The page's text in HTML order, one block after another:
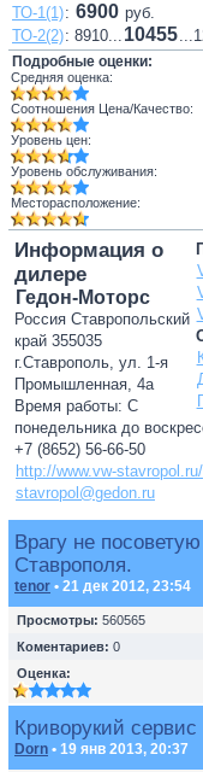
ТО-1(1): 6900 руб.
ТО-2(2): 8910... 10455
Подробные оценки:
Средняя оценка:
Соотношения Цена/Качество:
Уровень цен:
Уровень обслуживания:
Месторасположение:
Информация о
дилере
Гедон-Моторс
Россия Ставропольский
край 355035
г.Ставрополь, ул. 1-я
Промышленная, 4а
Время работы: С
понедельника до
+7 (8652) 56-66-50
http://www.vw-stavropol.ru/
stavropol@gedon.ru
Врагу не
Ставрополя.
tenor • 21 дек 2012, 23:54
Просмотры: 560565
Коментариев: 0
Оценка:
Криворукий сервис
Dorn • 19 янв 2013, 20:37